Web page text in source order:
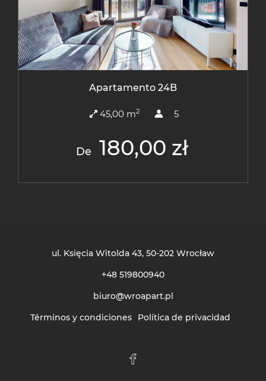
Apartamento 24B
45,00 m2 5
De 180,00 zł
ul. Księcia Witolda 43, 50-202 Wrocław
+48 519800940
biuro@wroapart.pl
Términos y condiciones
Política de privacidad